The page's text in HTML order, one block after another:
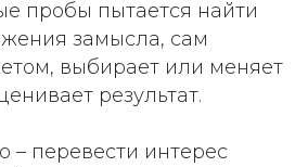
пробы пытается найти
замысла, сам
выбирает или меняет
результат.
– перевести интерес